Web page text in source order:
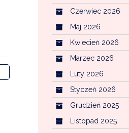
Czerwiec 2026
Maj 2026
Kwiecień 2026
Marzec 2026
Luty 2026
Styczeń 2026
Grudzień 2025
Listopad 2025